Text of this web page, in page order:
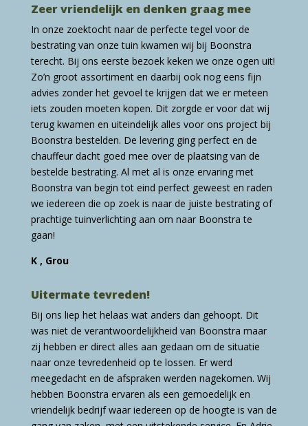
Zeer vriendelijk en denken graag mee
In onze zoektocht naar de perfecte tegel voor de
bestrating van onze tuin kwamen wij bij Boonstra
terecht. Bij ons eerste bezoek keken we onze ogen uit!
Zo’n groot assortiment en daarbij ook nog eens fijn
advies zonder het gevoel te krijgen dat we er meteen
iets zouden moeten kopen. Dit zorgde er voor dat wij
terug kwamen en uiteindelijk alles voor ons project bij
Boonstra bestelden. De levering ging perfect en de
chauffeur dacht goed mee over de plaatsing van de
bestelde bestrating. Al met al is onze ervaring met
Boonstra van begin tot eind perfect geweest en raden
we iedereen die op zoek is naar de juiste bestrating of
prachtige tuinverlichting aan om naar Boonstra te
gaan!
K , Grou
Uitermate tevreden!
Bij ons liep het helaas wat anders dan gehoopt. Dit
was niet de verantwoordelijkheid van Boonstra maar
zij hebben er direct alles aan gedaan om de situatie
naar onze tevredenheid op te lossen. Er werd
meegedacht en de afspraken werden nagekomen. Wij
hebben Boonstra ervaren als een gemoedelijk en
vriendelijk bedrijf waar iedereen op de hoogte is van de